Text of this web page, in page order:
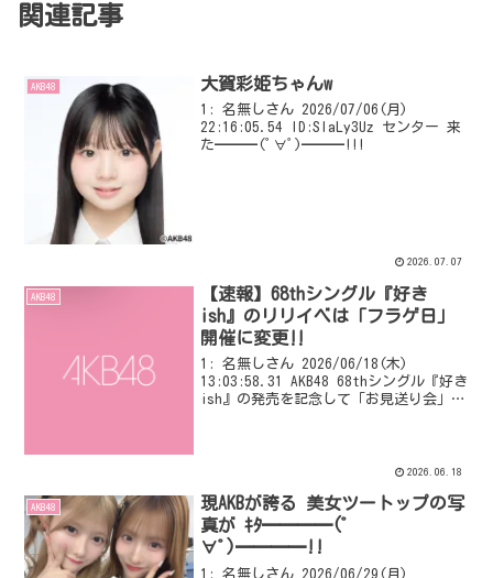
関連記事
AKB48 大賀彩姫ちゃんw
1: 名無しさん 2026/07/06(月)
22:16:05.54 ID:SlaLy3Uz センター 来
た━━━(ﾟ∀ﾟ)━━━!!!
2026.07.07
AKB48
【速報】68thシングル『好き
ish』のリリイベは「フラゲ日」
開催に変更‼
1: 名無しさん 2026/06/18(木)
13:03:58.31 AKB48 68thシングル『好き
ish』の発売を記念して「お見送り会」
2026.06.18
AKB48
現AKBが誇る 美女ツートップの写
真が ｷﾀ━━━━(ﾟ
∀ﾟ)━━━━!!
1: 名無しさん 2026/06/29(月)